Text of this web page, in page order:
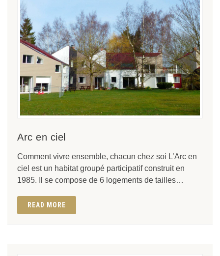
Arc en ciel
Comment vivre ensemble, chacun chez soi L’Arc en
ciel est un habitat groupé participatif construit en
1985. Il se compose de 6 logements de tailles…
READ MORE